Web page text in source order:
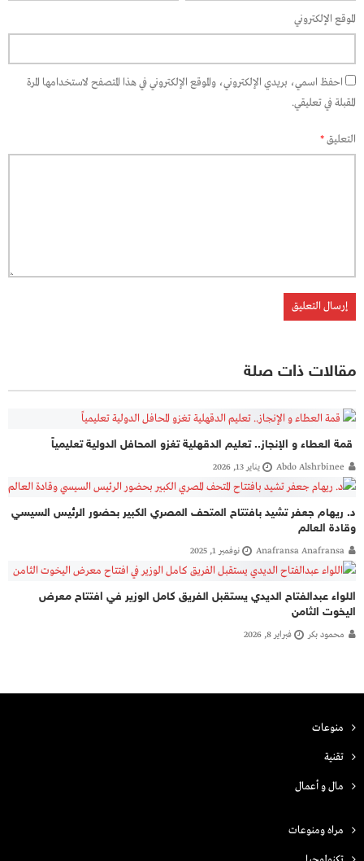
الموقع الإلكتروني
احفظ اسمي، بريدي الإلكتروني، والموقع الإلكتروني في هذا المتصفح لاستخدامها المرة
المقبلة في تعليقي.
التعليق*
مقالات ذات صلة
قمة العطاء و الإنجاز.. تعليم الدقهلية تغزو المحافل الدولية تعليمياً
Abdo Alshrbinee يناير 13, 2026
د. ريهام جعفر تشيد بافتتاح المتحف المصري الكبير بحضور الرئيس السيسي
وقادة العالم
Anafransa Anafransa نوفمبر 1, 2025
اللواء عبدالفتاح الديدي يستقبل الفريق كامل الوزير في افتتاح معرض
اليخوت الثامن
محمود بكر فبراير 8, 2026
منوعات
تقنية
مال و أعمال
مراه ومنوعات